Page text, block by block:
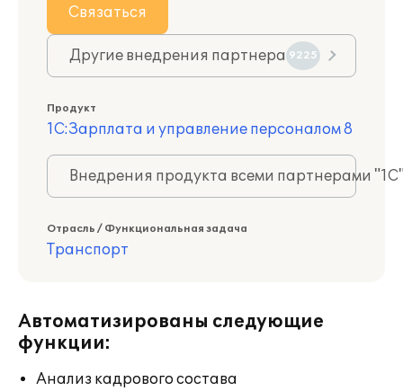
Связаться
Другие внедрения партнера 9225
Продукт
1С:Зарплата и управление персоналом 8
Внедрения продукта всеми партнерами
Отрасль / Функциональная задача
Транспорт
Автоматизированы следующие
функции:
Анализ кадрового состава